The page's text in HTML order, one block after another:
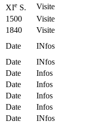
XIe S.
Visite
1500
Visite
1840
Visite
Date
INfos
Date
INfos
Date
Infos
Date
Infos
Date
Infos
Date
Infos
Date
INfos